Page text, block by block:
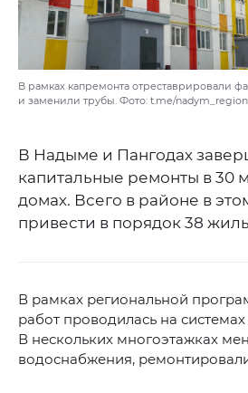
В рамках капремонта отреставрировали
и заменили трубы. Фото: t.me/nadym_region
В Надыме и Пангодах
капитальные ремонты в 30
домах. Всего в районе в
привести в порядок 38
В рамках региональной
работ проводилась на
В нескольких многоэтажках
водоснабжения,